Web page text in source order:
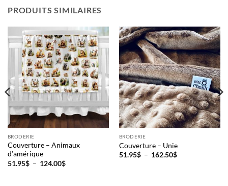
PRODUITS SIMILAIRES
BRODERIE
Couverture – Animaux
d’amérique
51.95$ – 124.00$Plage
BRODERIE
Couverture – Unie
51.95$ – 162.50$Plage